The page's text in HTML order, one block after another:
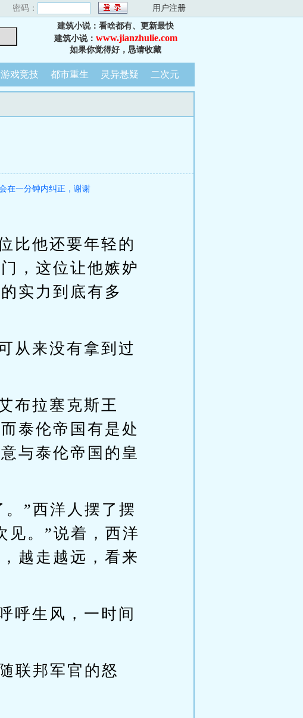
密码： 用户注册
建筑小说：看啥都有、更新最快
建筑小说： www.jianzhulie.com
如果你觉得好，恳请收藏
游戏竞技 都市重生 灵异悬疑 二次元
在一分钟内纠正，谢谢
他还要年轻的
，这位让他嫉妒
实力到底有多
从来没有拿到过
布拉塞克斯王
泰伦帝国有是处
与泰伦帝国的皇
”西洋人摆了摆
见。”说着，西洋
越走越远，看来
呼生风，一时间
联邦军官的怒